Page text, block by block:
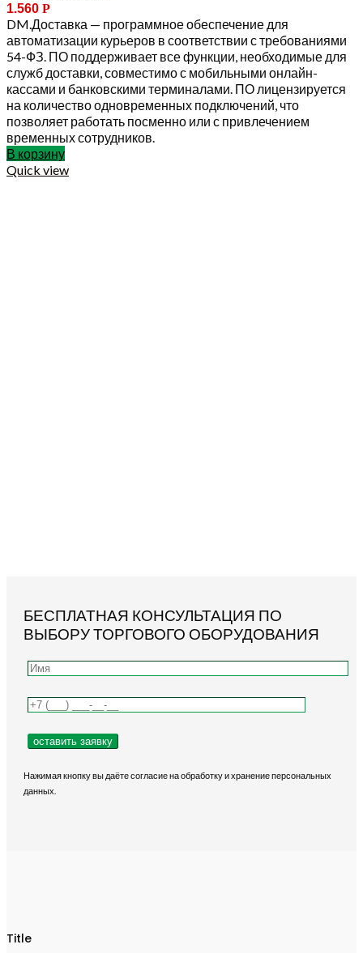
1.560 Р
DM.Доставка — программное обеспечение для
автоматизации курьеров в соответствии с требованиями
54-ФЗ. ПО поддерживает все функции, необходимые для
служб доставки, совместимо с мобильными онлайн-
кассами и банковскими терминалами. ПО лицензируется
на количество одновременных подключений, что
позволяет работать посменно или с привлечением
временных сотрудников.
В корзину
Quick view
БЕСПЛАТНАЯ КОНСУЛЬТАЦИЯ ПО
ВЫБОРУ ТОРГОВОГО ОБОРУДОВАНИЯ
Нажимая кнопку вы даёте согласие на обработку и хранение персональных
данных.
Title